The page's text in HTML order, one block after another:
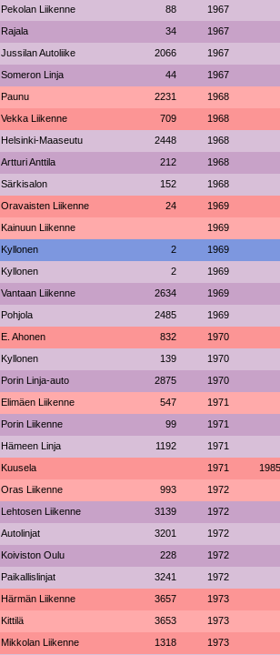
Pekolan Liikenne 88 1967
Rajala 34 1967
Jussilan Autoliike 2066 1967
Someron Linja 44 1967
Paunu 2231 1968
Vekka Liikenne 709 1968
Helsinki-Maaseutu 2448 1968
Artturi Anttila 212 1968
Särkisalon 152 1968
Oravaisten Liikenne 24 1969
Kainuun Liikenne 1969
Kyllonen 2 1969
Kyllonen 2 1969
Vantaan Liikenne 2634 1969
Pohjola 2485 1969
E. Ahonen 832 1970
Kyllonen 139 1970
Porin Linja-auto 2875 1970
Elimäen Liikenne 547 1971
Porin Liikenne 99 1971
Hämeen Linja 1192 1971
Kuusela 1971 1985
Oras Liikenne 993 1972
Lehtosen Liikenne 3139 1972
Autolinjat 3201 1972
Koiviston Oulu 228 1972
Paikallislinjat 3241 1972
Härmän Liikenne 3657 1973
Kittilä 3653 1973
Mikkolan Liikenne 1318 1973